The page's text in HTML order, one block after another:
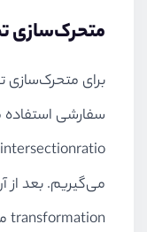
متحرک‌سازی
برای متحرک‌سازی
سفارشی استفاده
می‌گیریم. بعد
transformation مورد نظر را روی تصاویر اعمال کنیم.